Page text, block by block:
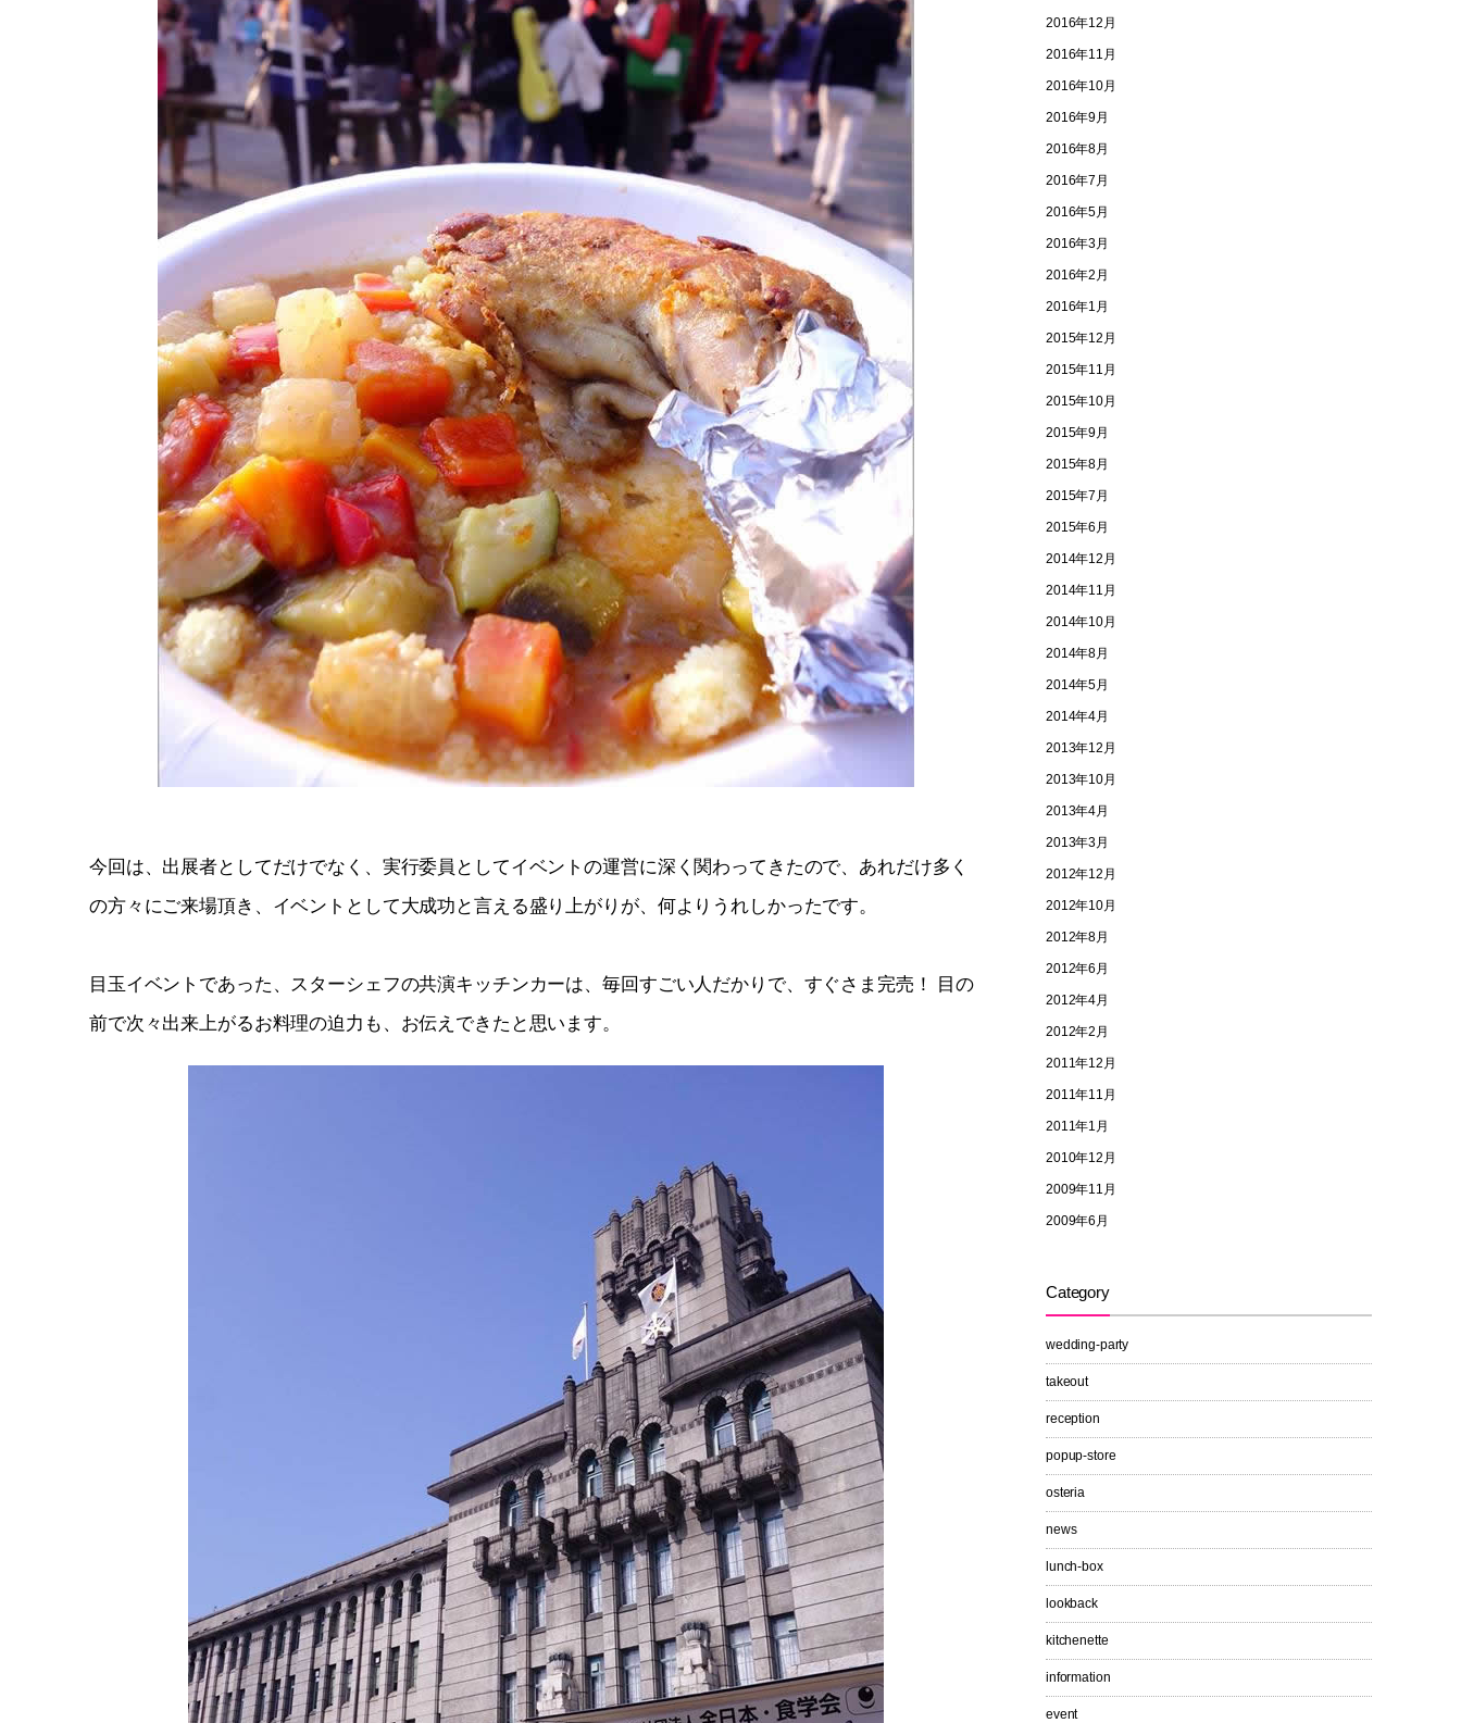
今回は、出展者としてだけでなく、実行委員としてイベントの運営に深く関わってきたので、あれだけ多く
の方々にご来場頂き、イベントとして大成功と言える盛り上がりが、何よりうれしかったです。
目玉イベントであった、スターシェフの共演キッチンカーは、毎回すごい人だかりで、すぐさま完売！ 目の
前で次々出来上がるお料理の迫力も、お伝えできたと思います。
2016年12月
2016年11月
2016年10月
2016年9月
2016年8月
2016年7月
2016年5月
2016年3月
2016年2月
2016年1月
2015年12月
2015年11月
2015年10月
2015年9月
2015年8月
2015年7月
2015年6月
2014年12月
2014年11月
2014年10月
2014年8月
2014年5月
2014年4月
2013年12月
2013年10月
2013年4月
2013年3月
2012年12月
2012年10月
2012年8月
2012年6月
2012年4月
2012年2月
2011年12月
2011年11月
2011年1月
2010年12月
2009年11月
2009年6月
Category
wedding-party
takeout
reception
popup-store
osteria
news
lunch-box
lookback
kitchenette
information
event